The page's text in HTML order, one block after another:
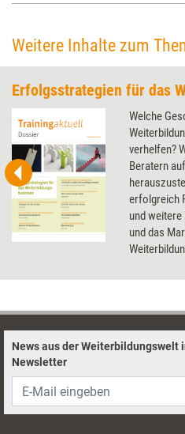
Weitere Inhalte zum
Erfolgsstrategien für das
Welche
verhelfen?
Beratern
erfolgreich
und
und das
News aus der Weiterbildungswelt
Newsletter